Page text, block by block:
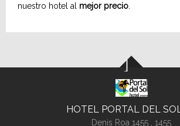
nuestro hotel al
mejor precio
HOTEL PORTAL DEL SOL
Denis Roa 1455 , 1455